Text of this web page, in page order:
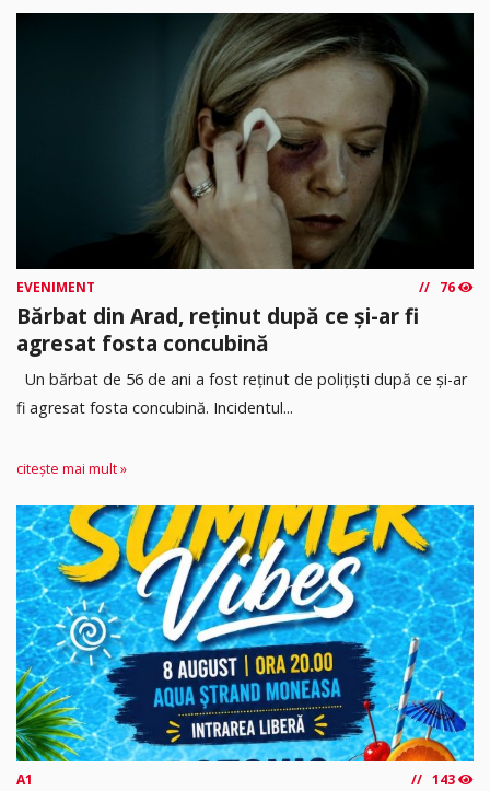
EVENIMENT 76
Bărbat din Arad, reținut după ce și-ar fi
agresat fosta concubină
Un bărbat de 56 de ani a fost reținut de polițiști după ce și-ar
fi agresat fosta concubină. Incidentul...
citește mai mult »
A1 143